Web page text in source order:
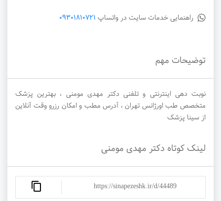
راهنمایی خدمات سایت در واتساپ 09301810721
توضیحات مهم
نوبت دهی اینترنتی و تلفنی دکتر مهدی مومنی ، بهترین پزشک
متخصص طب اورژانس تهران ، آدرس مطب و امکان رزرو وقت آنلاین
از سینا پزشک
لینک کوتاه دکتر مهدی مومنی
https://sinapezeshk.ir/d/44489